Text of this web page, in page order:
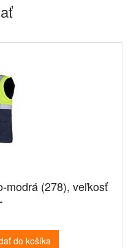
modrá (278), veľkosť
do košíka